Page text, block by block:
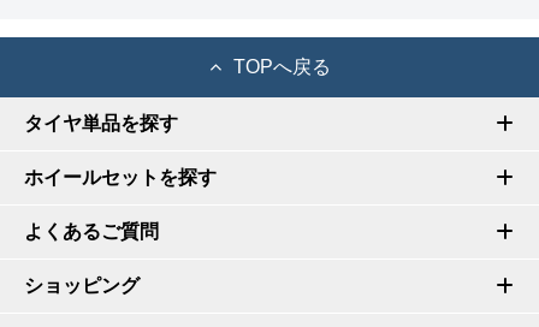
TOPへ戻る
タイヤ単品を探す
ホイールセットを探す
よくあるご質問
ショッピング